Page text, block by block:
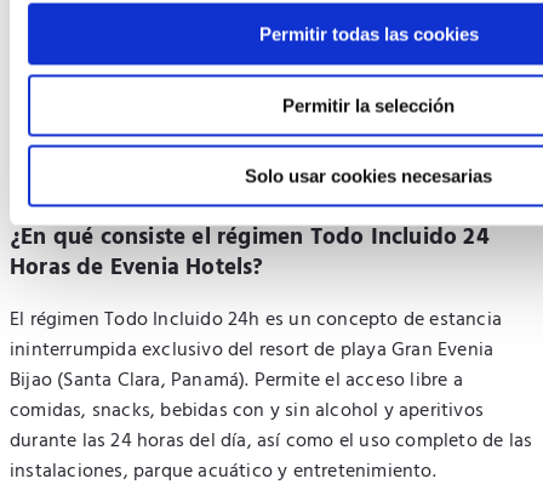
Permitir todas las cookies
Permitir la selección
Solo usar cookies necesarias
Alba (Pirineo Aragonés). Incluye marcas de bebidas
alcohólicas e infusiones de gama alta/top, conexión Wi-Fi
gratuita, uso de la caja fuerte en la habitación y acceso a las
instalaciones deportivas o centro de fitness según la
temporada.
¿En qué consiste el régimen Todo Incluido 24
Horas de Evenia Hotels?
El régimen Todo Incluido 24h es un concepto de estancia
ininterrumpida exclusivo del resort de playa Gran Evenia
Bijao (Santa Clara, Panamá). Permite el acceso libre a
comidas, snacks, bebidas con y sin alcohol y aperitivos
durante las 24 horas del día, así como el uso completo de las
instalaciones, parque acuático y entretenimiento.